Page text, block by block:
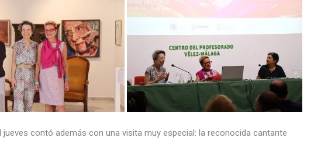
jueves contó además con una visita muy especial: la reconocida cantante